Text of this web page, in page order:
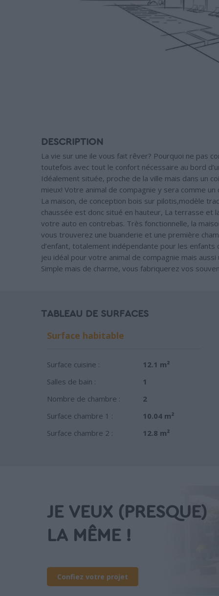
DESCRIPTION
La vie sur une ile vous fait rêver? Pourquoi ne pas
toutefois avec tout le confort nécessaire au bord
Idéalement située, proche de la ville mais dans un
mieux! Votre animal de compagnie y sera comme
La maison, de conception bois sur pilotis,modèle
chaussée est donc situé en hauteur, La terrasse et
votre auto en contrebas. Très fonctionnelle, la
vous trouverez une buanderie et une première
d’enfant, totalement indépendante pour les enfants
jeu idéal pour votre animal de compagnie mais
Simple mais de charme, vous fabriquerez vos
TABLEAU DE SURFACES
Surface habitable
Surface cuisine :
12.1 m²
Salles de bain :
1
Nombre de chambre :
2
Surface chambre 1 :
10.04 m²
Surface chambre 2 :
12.8 m²
JE VEUX (PRESQUE)
LA MÊME !
Confiez votre projet